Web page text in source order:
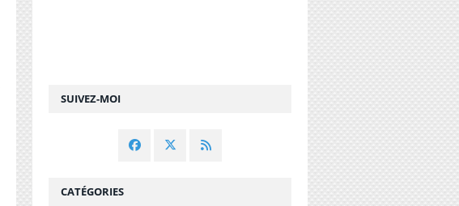
SUIVEZ-MOI
CATÉGORIES